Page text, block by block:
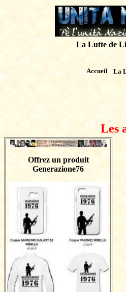
La Lutte de
Accueil La
Les
Offrez un produit
Generazione76